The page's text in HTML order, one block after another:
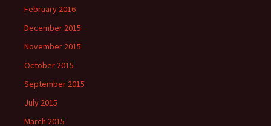
February 2016
December 2015
November 2015
October 2015
September 2015
July 2015
March 2015